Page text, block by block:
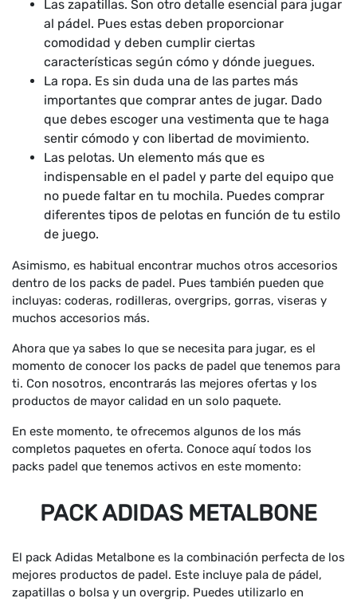
Las zapatillas. Son otro detalle esencial para jugar
al pádel. Pues estas deben proporcionar
comodidad y deben cumplir ciertas
características según cómo y dónde juegues.
La ropa. Es sin duda una de las partes más
importantes que comprar antes de jugar. Dado
que debes escoger una vestimenta que te haga
sentir cómodo y con libertad de movimiento.
Las pelotas. Un elemento más que es
indispensable en el padel y parte del equipo que
no puede faltar en tu mochila. Puedes comprar
diferentes tipos de pelotas en función de tu estilo
de juego.
Asimismo, es habitual encontrar muchos otros accesorios
dentro de los packs de padel. Pues también pueden que
incluyas: coderas, rodilleras, overgrips, gorras, viseras y
muchos accesorios más.
Ahora que ya sabes lo que se necesita para jugar, es el
momento de conocer los packs de padel que tenemos para
ti. Con nosotros, encontrarás las mejores ofertas y los
productos de mayor calidad en un solo paquete.
En este momento, te ofrecemos algunos de los más
completos paquetes en oferta. Conoce aquí todos los
packs padel que tenemos activos en este momento:
PACK ADIDAS METALBONE
El pack Adidas Metalbone es la combinación perfecta de los
mejores productos de padel. Este incluye pala de pádel,
zapatillas o bolsa y un overgrip. Puedes utilizarlo en